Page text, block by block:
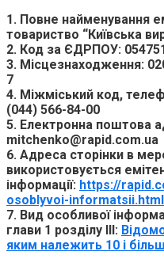
1. Повне найменування
товариство “Київська
2. Код за ЄДРПОУ:
3. Місцезнаходження:
7
4. Міжміський код,
(044) 566-84-00
5. Електронна поштова
mitchenko@rapid.com.ua
6. Адреса сторінки в
використовується
інформації: https://
osoblyvoi-informatsii.html
7. Вид особливої
глави 1 розділу ІІІ:
яким належить 10 і